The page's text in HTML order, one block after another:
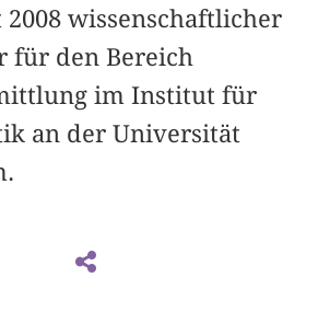
wissenschaftlicher
für den Bereich
im Institut für
an der Universität